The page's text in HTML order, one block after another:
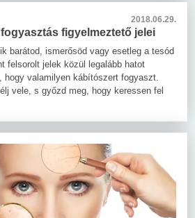
2018.06.29.
figyelmeztető jelei
barátod, ismerősöd vagy esetleg a tesód
felsorolt jelek közül legalább hatot
hogy valamilyen kábítószert fogyaszt.
vele, s győzd meg, hogy keressen fel